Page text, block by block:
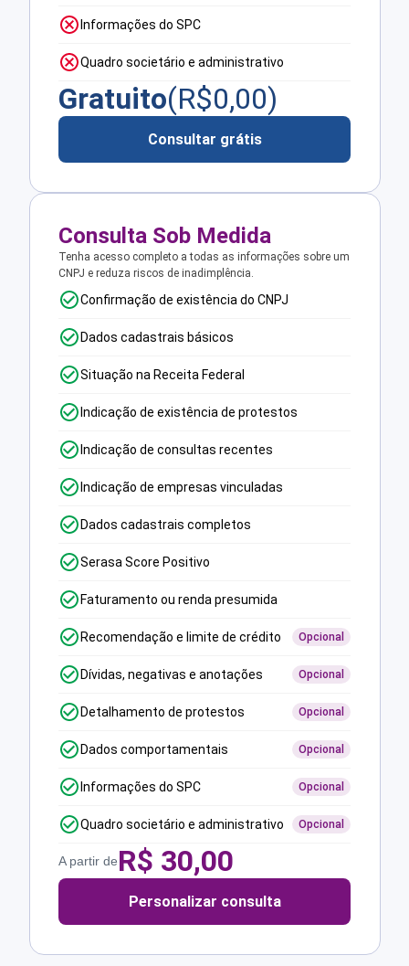
Informações do SPC
Quadro societário e administrativo
Gratuito(R$0,00)
Consultar grátis
Consulta Sob Medida
Tenha acesso completo a todas as informações sobre um
CNPJ e reduza riscos de inadimplência.
Confirmação de existência do CNPJ
Dados cadastrais básicos
Situação na Receita Federal
Indicação de existência de protestos
Indicação de consultas recentes
Indicação de empresas vinculadas
Dados cadastrais completos
Serasa Score Positivo
Faturamento ou renda presumida
Recomendação e limite de crédito Opcional
Dívidas, negativas e anotações Opcional
Detalhamento de protestos Opcional
Dados comportamentais Opcional
Informações do SPC Opcional
Quadro societário e administrativo Opcional
A partir deR$ 30,00
Personalizar consulta